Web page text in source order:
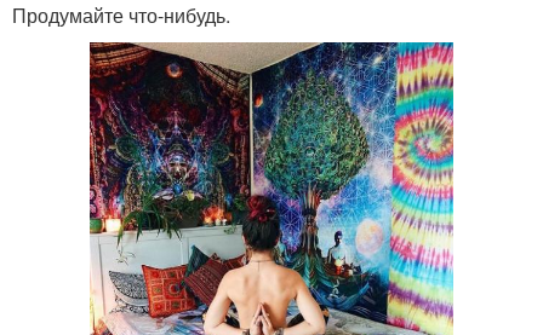
Продумайте что-нибудь.